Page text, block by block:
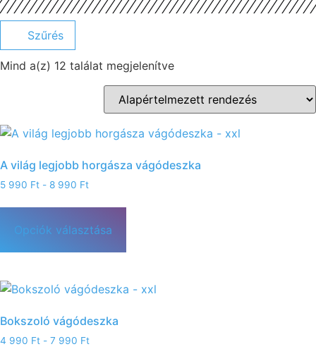
Szűrés
Mind a(z) 12 találat megjelenítve
A világ legjobb horgásza vágódeszka
5 990 Ft - 8 990 Ft
Opciók választása
Bokszoló vágódeszka
4 990 Ft - 7 990 Ft